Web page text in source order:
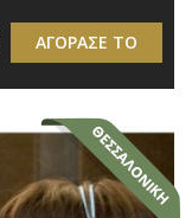
ΑΓΟΡΑΣΕ ΤΟ